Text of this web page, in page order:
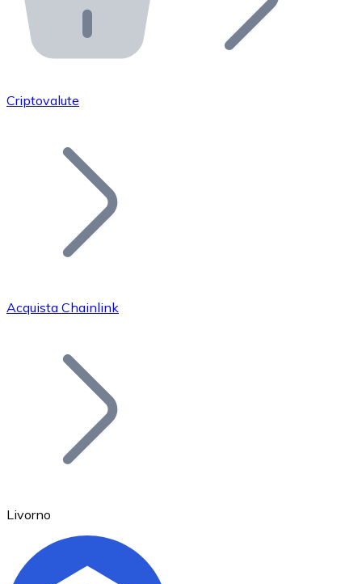
API Bitnovo
Integra la nostra API nel tuo ecosistema.
Unisciti alla nostra rete di rivenditori e
Aggiungi il token del tuo progetto al nostro servizio di
Bitcoin
Criptovalute
Acquista Chainlink
Livorno